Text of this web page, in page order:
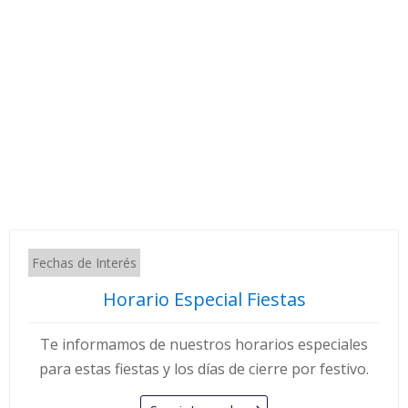
Fechas de Interés
Horario Especial Fiestas
Te informamos de nuestros horarios especiales
para estas fiestas y los días de cierre por festivo.